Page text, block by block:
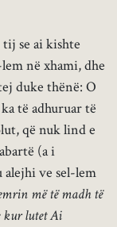
se ai kishte
në xhami, dhe
duke thënë: O
të adhuruar të
që nuk lind e
(a i
alejhi ve sel-lem
më të madh të
kur lutet Ai